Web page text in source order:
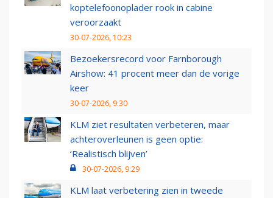
koptelefoonoplader rook in cabine
veroorzaakt
30-07-2026, 10:23
Bezoekersrecord voor Farnborough
Airshow: 41 procent meer dan de vorige
keer
30-07-2026, 9:30
KLM ziet resultaten verbeteren, maar
achteroverleunen is geen optie:
‘Realistisch blijven’
30-07-2026, 9:29
KLM laat verbetering zien in tweede